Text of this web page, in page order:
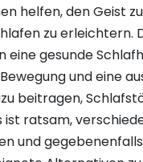
helfen, den Geist
zu erleichtern.
eine gesunde
und eine
beitragen,
ist ratsam,
und